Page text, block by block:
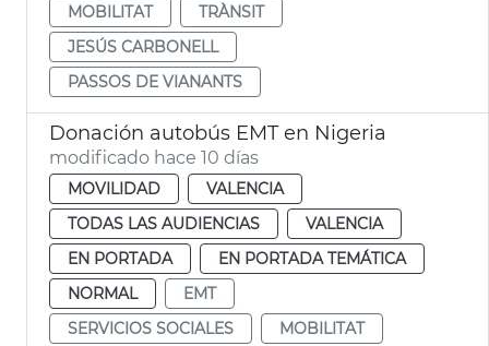
MOBILITAT
TRÀNSIT
JESÚS CARBONELL
PASSOS DE VIANANTS
Donación autobús EMT en Nigeria
modificado hace 10 días
MOVILIDAD
VALENCIA
TODAS LAS AUDIENCIAS
VALENCIA
EN PORTADA
EN PORTADA TEMÁTICA
NORMAL
EMT
SERVICIOS SOCIALES
MOBILITAT